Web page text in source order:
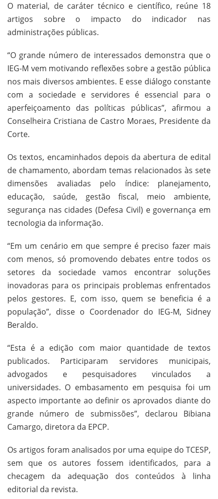
O material, de caráter técnico e científico, reúne 18
artigos sobre o impacto do indicador nas
administrações públicas.
“O grande número de interessados demonstra que o
IEG-M vem motivando reflexões sobre a gestão pública
nos mais diversos ambientes. E esse diálogo constante
com a sociedade e servidores é essencial para o
aperfeiçoamento das políticas públicas”, afirmou a
Conselheira Cristiana de Castro Moraes, Presidente da
Corte.
Os textos, encaminhados depois da abertura de edital
de chamamento, abordam temas relacionados às sete
dimensões avaliadas pelo índice: planejamento,
educação, saúde, gestão fiscal, meio ambiente,
segurança nas cidades (Defesa Civil) e governança em
tecnologia da informação.
“Em um cenário em que sempre é preciso fazer mais
com menos, só promovendo debates entre todos os
setores da sociedade vamos encontrar soluções
inovadoras para os principais problemas enfrentados
pelos gestores. E, com isso, quem se beneficia é a
população”, disse o Coordenador do IEG-M, Sidney
Beraldo.
“Esta é a edição com maior quantidade de textos
publicados. Participaram servidores municipais,
advogados e pesquisadores vinculados a
universidades. O embasamento em pesquisa foi um
aspecto importante ao definir os aprovados diante do
grande número de submissões”, declarou Bibiana
Camargo, diretora da EPCP.
Os artigos foram analisados por uma equipe do TCESP,
sem que os autores fossem identificados, para a
checagem da adequação dos conteúdos à linha
editorial da revista.